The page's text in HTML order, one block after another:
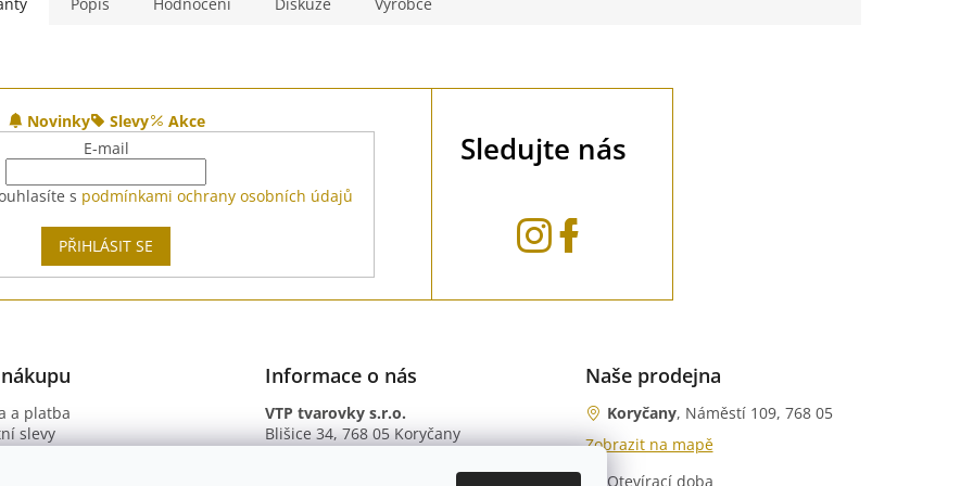
Novinky Slevy
Akce
E-mail
s podmínkami ochrany osobních údajů
PŘIHLÁSIT SE
Sledujte nás
a platba
slevy
Informace o nás
VTP tvarovky s.r.o.
Blišice 34, 768 05 Koryčany
Naše prodejna
Koryčany, Náměstí 109, 768 05
Zobrazit na mapě
Otevírací doba